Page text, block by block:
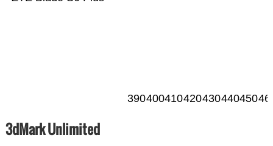
390400410420430440450
3dMark Unlimited